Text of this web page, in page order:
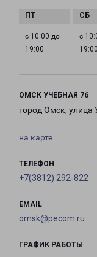
с 10:00 до
19:00
с
19:00
ОМСК УЧЕБНАЯ 76
город Омск, улица
на карте
ТЕЛЕФОН
+7(3812) 292-822
EMAIL
omsk@pecom.ru
ГРАФИК РАБОТЫ